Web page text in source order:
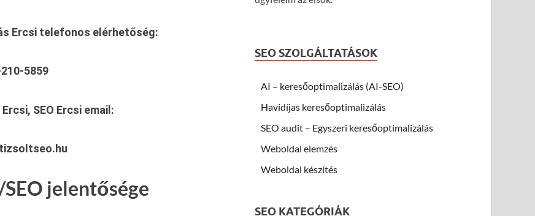
Ercsi telefonos elérhetőség:
5859
SEO Ercsi email:
jelentősége
SEO SZOLGÁLTATÁSOK
AI – keresőoptimalizálás (AI-SEO)
Havidíjas keresőoptimalizálás
SEO audit – Egyszeri keresőoptimalizálás
Weboldal elemzés
Weboldal készítés
SEO KATEGÓRIÁK